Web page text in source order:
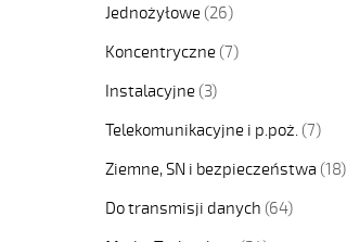
Jednożyłowe (26)
Koncentryczne (7)
Instalacyjne (3)
Telekomunikacyjne i p.poż. (7)
Ziemne, SN i bezpieczeństwa (18)
Do transmisji danych (64)